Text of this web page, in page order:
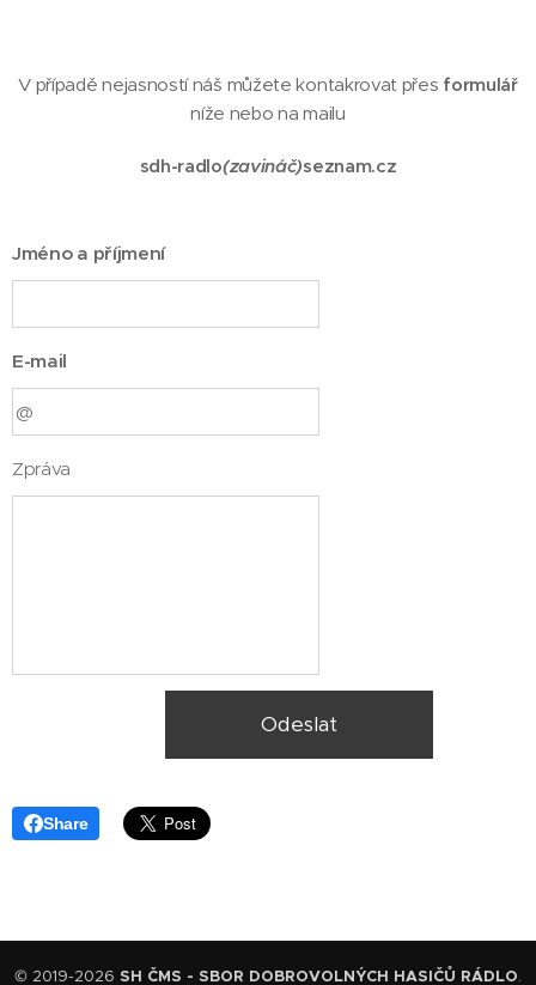
V případě nejasností náš můžete kontakrovat přes formulář
níže nebo na mailu
sdh-radlo(zavináč)seznam.cz
Jméno a příjmení
E-mail
Zpráva
Odeslat
Share
© 2019-2026 SH ČMS - SBOR DOBROVOLNÝCH HASIČŮ RÁDLO.